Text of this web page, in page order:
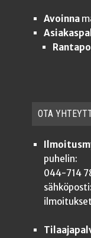
Avoinna
OTA
puhelin:
044-714
sähköposti: